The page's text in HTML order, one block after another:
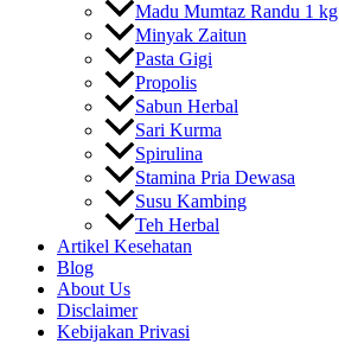
Madu Mumtaz Randu 1 kg
Minyak Zaitun
Pasta Gigi
Propolis
Sabun Herbal
Sari Kurma
Spirulina
Stamina Pria Dewasa
Susu Kambing
Teh Herbal
Artikel Kesehatan
Blog
About Us
Disclaimer
Kebijakan Privasi